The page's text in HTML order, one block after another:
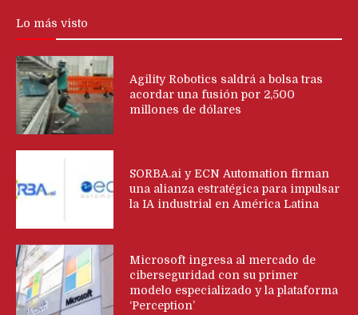
Lo más visto
Agility Robotics saldrá a bolsa tras
acordar una fusión por 2,500
millones de dólares
SORBA.ai y ECN Automation firman
una alianza estratégica para impulsar
la IA industrial en América Latina
Microsoft ingresa al mercado de
ciberseguridad con su primer
modelo especializado y la plataforma
‘Perception’